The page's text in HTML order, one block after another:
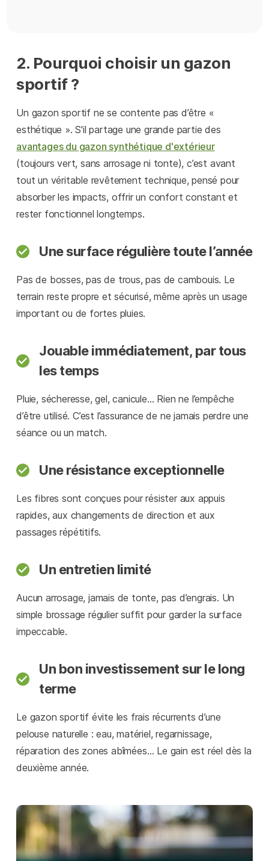
2. Pourquoi choisir un gazon
sportif ?
Un gazon sportif ne se contente pas d’être «
esthétique ». S'il partage une grande partie des
avantages du gazon synthétique d'extérieur
(toujours vert, sans arrosage ni tonte), c’est avant
tout un véritable revêtement technique, pensé pour
absorber les impacts, offrir un confort constant et
rester fonctionnel longtemps.
Une surface régulière toute l’année
Pas de bosses, pas de trous, pas de cambouis. Le
terrain reste propre et sécurisé, même après un usage
important ou de fortes pluies.
Jouable immédiatement, par tous
les temps
Pluie, sécheresse, gel, canicule… Rien ne l’empêche
d’être utilisé. C’est l’assurance de ne jamais perdre une
séance ou un match.
Une résistance exceptionnelle
Les fibres sont conçues pour résister aux appuis
rapides, aux changements de direction et aux
passages répétitifs.
Un entretien limité
Aucun arrosage, jamais de tonte, pas d’engrais. Un
simple brossage régulier suffit pour garder la surface
impeccable.
Un bon investissement sur le long
terme
Le gazon sportif évite les frais récurrents d’une
pelouse naturelle : eau, matériel, regarnissage,
réparation des zones abîmées… Le gain est réel dès la
deuxième année.